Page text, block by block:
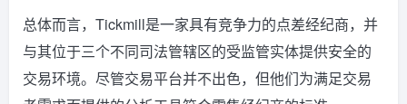
总体而言，Tickmill是一家具有竞争力的点差经纪商，并
与其位于三个不同司法管辖区的受监管实体提供安全的
交易环境。尽管交易平台并不出色，但他们为满足交易